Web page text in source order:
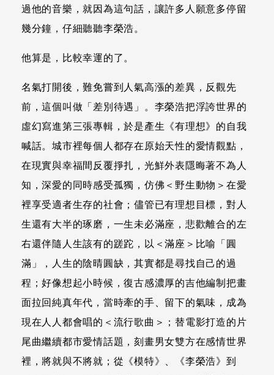
過他的音樂，就因為這句話，讓許多人願意多停留
幾分鐘，仔細聽聽李榮浩。
他算是，比較幸運的了。
名氣打開後，難免嘗到人氣高漲的差異，反觀先
前，這個叫做「差別待遇」。李榮浩把浮誇世界的
虛幻寫進第三張專輯，於是產生《有理想》的自我
喊話。城市裡每個人都存在原始天性的愛情觀點，
在現實與幸福間反覆掙扎，光鮮外表隱晦著不為人
知，深愛的同時感受孤獨，仿佛＜野生動物＞在愛
裡享受適者生存的社會；儘管已有理想目標，對人
生還有大半的琢磨，一生未必滿座，悲歡離合的左
右還伴隨人生該有的蹉跎，以＜滿座＞比喻「圓
滿」，人生的陰晴圓缺，其實都是尋找自己的過
程；好像想起小時候，復古感濃厚的吉他編制把畫
面拉回純真年代，當時牽的手、留下的氣味，成為
現在人人都會唱的＜流行歌曲＞；替電影打造的片
尾曲繼續都市愛情話題，刻畫男女雙方在感情世界
裡，將就與不將就；從《模特》、《李榮浩》到